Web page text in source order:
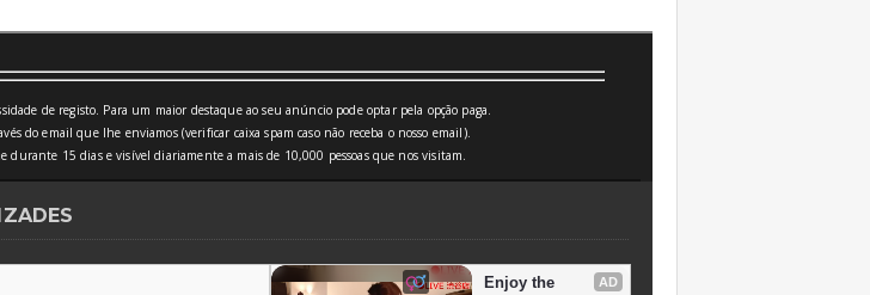
de registo. Para um maior destaque ao seu anúncio pode optar pela opção paga.
do email que lhe enviamos (verificar caixa spam caso não receba o nosso email).
15 dias e visível diariamente a mais de 10,000 pessoas que nos visitam.